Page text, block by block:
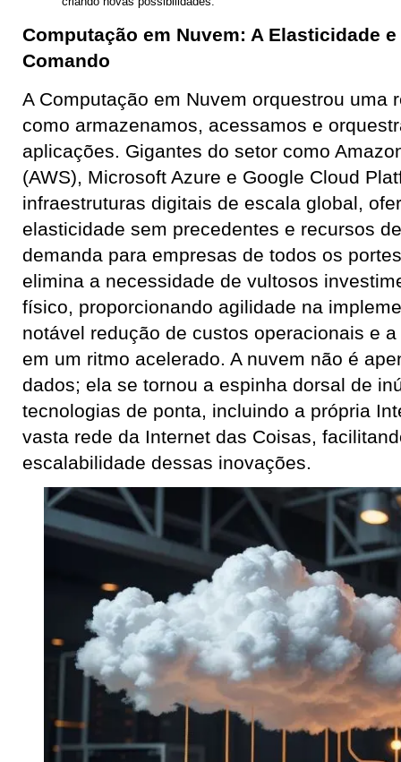
Computação em Nuvem: A Elasticidade
Comando
A Computação em Nuvem orquestrou uma
como armazenamos, acessamos e
aplicações. Gigantes do setor como
(AWS), Microsoft Azure e Google Cloud
infraestruturas digitais de escala global,
elasticidade sem precedentes e recursos
demanda para empresas de todos os
elimina a necessidade de vultosos
físico, proporcionando agilidade na
notável redução de custos operacionais e
em um ritmo acelerado. A nuvem não é
dados; ela se tornou a espinha dorsal de
tecnologias de ponta, incluindo a própria
vasta rede da Internet das Coisas,
escalabilidade dessas inovações.